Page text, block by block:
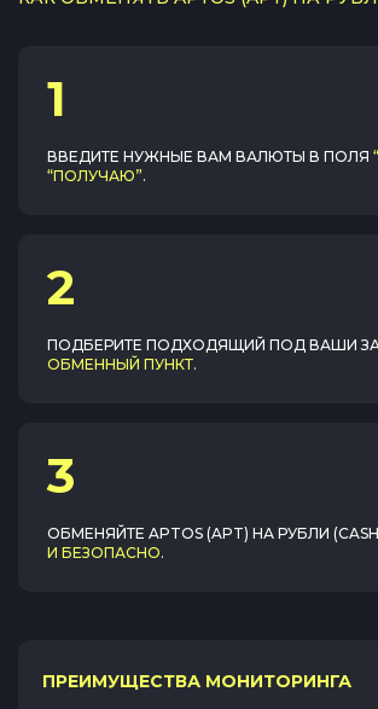
1
ВВЕДИТЕ НУЖНЫЕ ВАМ ВАЛЮТЫ В ПОЛЯ
“ПОЛУЧАЮ”.
2
ПОДБЕРИТЕ ПОДХОДЯЩИЙ ПОД ВАШИ
ОБМЕННЫЙ ПУНКТ.
3
ОБМЕНЯЙТЕ APTOS (APT) НА РУБЛИ
И БЕЗОПАСНО.
ПРЕИМУЩЕСТВА МОНИТОРИНГА